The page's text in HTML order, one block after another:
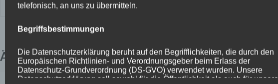
Traglast 650
Ähnliche Produkte
telefonisch, an uns zu übermitteln.
Begriffsbestimmungen
Die Datenschutzerklärung beruht auf den Begrifflichkeiten, die durch den
Europäischen Richtlinien- und Verordnungsgeber beim Erlass der
Datenschutz-Grundverordnung (DS-GVO) verwendet wurden. Unsere
Datenschutzerklärung soll sowohl für die Öffentlichkeit als auch für unsere